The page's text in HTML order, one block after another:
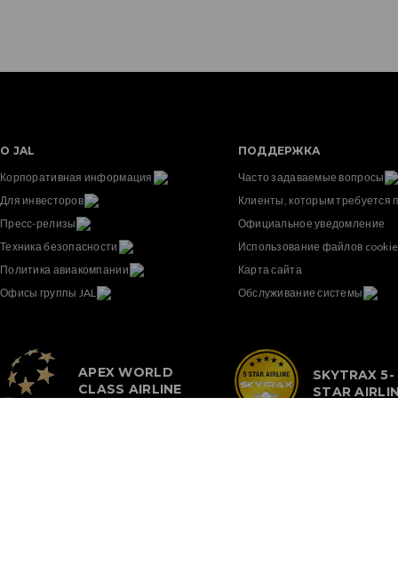
О JAL
Корпоративная информация
Для инвесторов
Пресс-релизы
Техника безопасности
Политика авиакомпании
Офисы группы JAL
ПОДДЕРЖКА
Часто задаваемые вопросы
Клиенты, которым требуется
Официальное уведомление
Использование файлов
Карта сайта
Обслуживание системы
APEX WORLD
CLASS AIRLINE
SKYTRAX 5-
STAR